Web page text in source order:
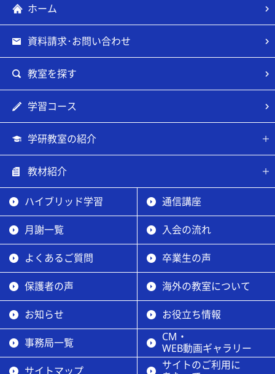
ホーム
資料請求･お問い合わせ
教室を探す
学習コース
学研教室の紹介
教材紹介
ハイブリッド学習 通信講座
月謝一覧 入会の流れ
よくあるご質問 卒業生の声
保護者の声 海外の教室について
お知らせ お役立ち情報
事務局一覧
CM・
WEB動画ギャラリー
サイトマップ
サイトのご利用に